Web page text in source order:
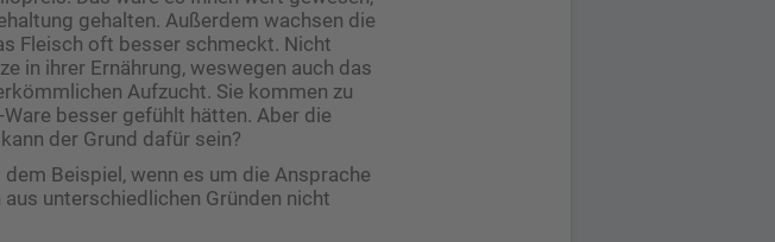
gehalten. Außerdem wachsen die
Fleisch oft besser schmeckt. Nicht
in ihrer Ernährung, weswegen auch das
Aufzucht. Sie kommen zu
besser gefühlt hätten. Aber die
der Grund dafür sein?
Beispiel, wenn es um die Ansprache
unterschiedlichen Gründen nicht